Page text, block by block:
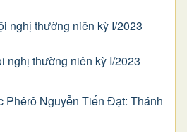
nghị thường niên kỳ I/2023
nghị thường niên kỳ I/2023
Phêrô Nguyễn Tiến Đạt: Thánh